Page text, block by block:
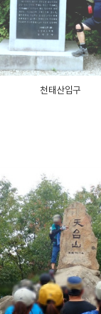
천태산입구